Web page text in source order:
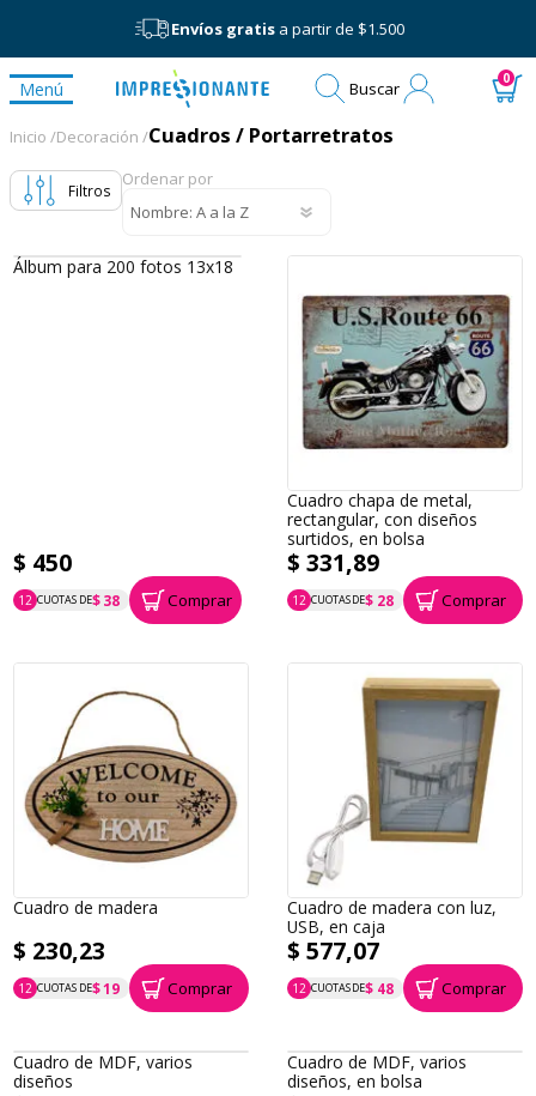
Envíos gratisa partir de $1.500
Menú Buscar 0
Cuadros / Portarretratos
Inicio /Decoración /Cuadros / Portarretratos
Filtros
Ordenar por
Álbum para 200 fotos 13x18
$ 450
12 CUOTAS DE$ 38
P.T.F. $ 450 Comprar
Cuadro chapa de metal,
rectangular, con diseños
surtidos, en bolsa
$ 331,89
12 CUOTAS DE$ 28
P.T.F. $ 332 Comprar
Cuadro de madera
$ 230,23
12 CUOTAS DE$ 19
P.T.F. $ 230 Comprar
Cuadro de madera con luz,
USB, en caja
$ 577,07
12 CUOTAS DE$ 48
P.T.F. $ 577 Comprar
Cuadro de MDF, varios
diseños
Cuadro de MDF, varios
diseños, en bolsa